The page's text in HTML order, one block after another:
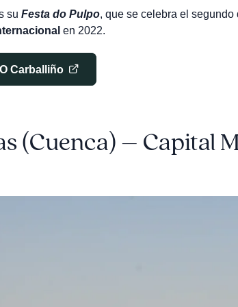
su Festa do Pulpo, que se celebra el
en 2022.
Carballiño
(Cuenca) – Capital